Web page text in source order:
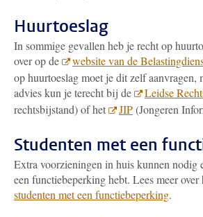
Huurtoeslag
In sommige gevallen heb je recht op
over op de
website van de
op huurtoeslag moet je dit zelf aanvragen,
advies kun je terecht bij de
Leidse
rechtsbijstand) of het
JIP(Jongeren
Studenten met een
Extra voorzieningen in huis kunnen nodig
een functiebeperking hebt. Lees meer
studenten met een functiebeperking.